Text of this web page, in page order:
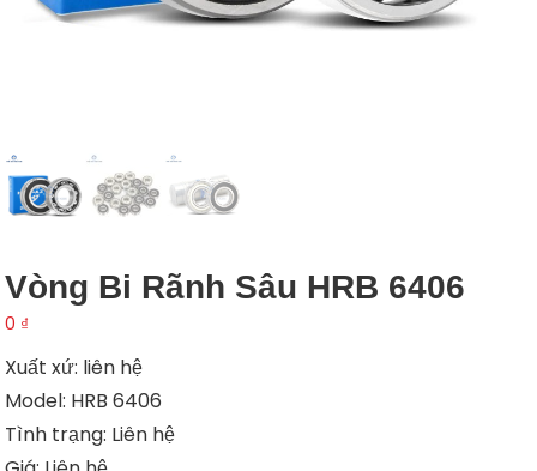
Vòng Bi Rãnh Sâu HRB 6406
0 ₫
Xuất xứ: liên hệ
Model: HRB 6406
Tình trạng: Liên hệ